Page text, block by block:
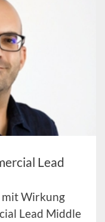
Lead
mit Wirkung
Lead Middle